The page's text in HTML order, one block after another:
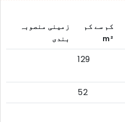
کم سے کم
m²
زمینی منصوبہ
بندی
129
52